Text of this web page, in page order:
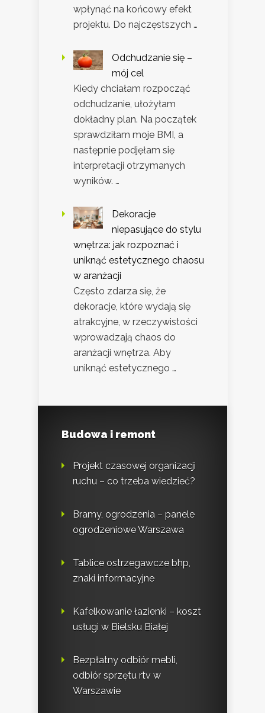
wpłynąć na końcowy efekt
projektu. Do najczęstszych …
Odchudzanie się –
mój cel
Kiedy chciałam rozpocząć
odchudzanie, ułożyłam
dokładny plan. Na początek
sprawdziłam moje BMI, a
następnie podjęłam się
interpretacji otrzymanych
wyników. …
Dekoracje
niepasujące do stylu
wnętrza: jak rozpoznać i
uniknąć estetycznego chaosu
w aranżacji
Często zdarza się, że
dekoracje, które wydają się
atrakcyjne, w rzeczywistości
wprowadzają chaos do
aranżacji wnętrza. Aby
uniknąć estetycznego …
Budowa i remont
Projekt czasowej organizacji
ruchu – co trzeba wiedzieć?
Bramy, ogrodzenia – panele
ogrodzeniowe Warszawa
Tablice ostrzegawcze bhp,
znaki informacyjne
Kafelkowanie łazienki – koszt
usługi w Bielsku Białej
Bezpłatny odbiór mebli,
odbiór sprzętu rtv w
Warszawie